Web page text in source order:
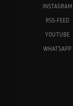
INSTAGRAM
RSS-FEED
YOUTUBE
WHATSAPP